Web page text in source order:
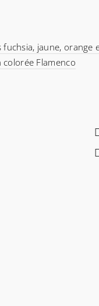
jaune, orange
colorée Flamenco